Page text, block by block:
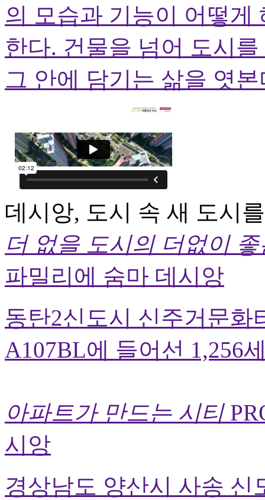
의 모습과 기능이 어떻게
한다. 건물을 넘어 도시
그 안에 담기는 삶을 엿본
데시앙, 도시 속 새 도시
더 없을 도시의 더없이
파밀리에 숨마 데시앙
동탄2신도시 신주거문화
A107BL에 들어선 1,256
아파트가 만드는 시티
시앙
경상남도 양산시 사송 신